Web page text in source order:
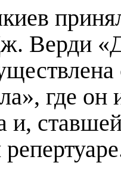
Верди
где он
и,